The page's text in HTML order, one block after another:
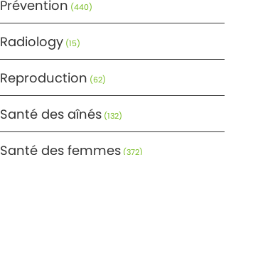
Prévention (440)
Radiology(15)
Reproduction (62)
Santé des aînés(132)
Santé des femmes(372)